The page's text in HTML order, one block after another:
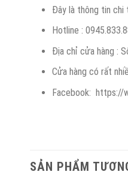
Đây là thông tin chi
Hotline :
Địa chỉ cửa hàng :
Cửa hàng có rất
Facebook: https://
SẢN PHẨM